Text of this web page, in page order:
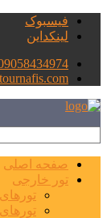
فیسبوک
لینکداین
صفحه اصلی
تور خارجی
تورهای
تورهای